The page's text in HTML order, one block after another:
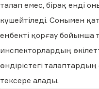
талап емес, бірақ енді
күшейтіледі. Сонымен
еңбекті қорғау бойынша
инспекторлардың
өндірістегі
тексере алады.